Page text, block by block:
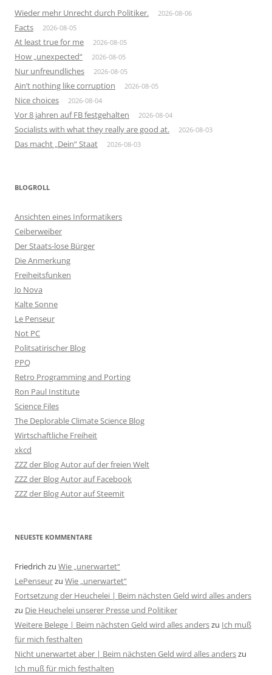
Wieder mehr Unrecht durch Politiker. 2026-08-06
Facts 2026-08-05
At least true for me 2026-08-05
How „unexpected“ 2026-08-05
Nur unfreundliches 2026-08-05
Ain’t nothing like corruption 2026-08-05
Nice choices 2026-08-04
Vor 8 jahren auf FB festgehalten 2026-08-04
Socialists with what they really are good at. 2026-08-03
Das macht „Dein“ Staat 2026-08-03
BLOGROLL
Ansichten eines Informatikers
Ceiberweiber
Der Staats-lose Bürger
Die Anmerkung
Freiheitsfunken
Jo Nova
Kalte Sonne
Le Penseur
Not PC
Politsatirischer Blog
PPQ
Retro Programming and Porting
Ron Paul Institute
Science Files
The Deplorable Climate Science Blog
Wirtschaftliche Freiheit
xkcd
ZZZ der Blog Autor auf der freien Welt
ZZZ der Blog Autor auf Facebook
ZZZ der Blog Autor auf Steemit
NEUESTE KOMMENTARE
Friedrich zu Wie „unerwartet“
LePenseurzu Wie „unerwartet“
Fortsetzung der Heuchelei | Beim nächsten Geld wird alles anders
zu Die Heuchelei unserer Presse und Politiker
Weitere Belege | Beim nächsten Geld wird alles anderszu Ich muß
für mich festhalten
Nicht unerwartet aber | Beim nächsten Geld wird alles anderszu
Ich muß für mich festhalten